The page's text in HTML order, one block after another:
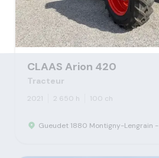
CLAAS Arion 420
Tracteur
2021 2 650 h 100 ch